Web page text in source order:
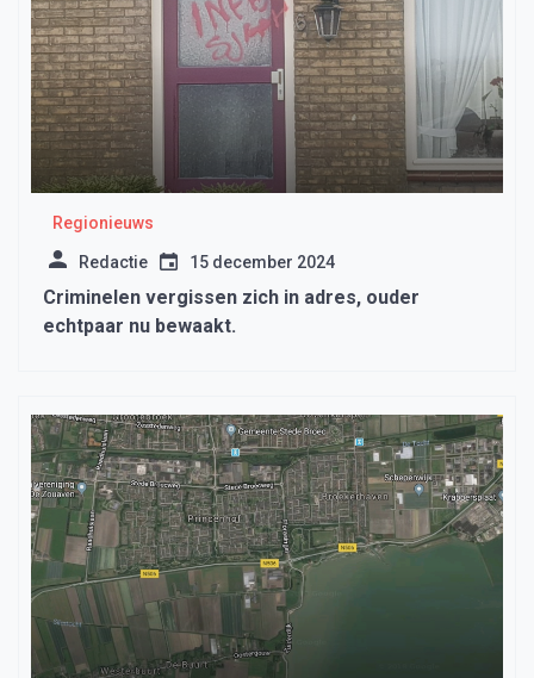
Regionieuws
Redactie 15 december 2024
Criminelen vergissen zich in adres, ouder
echtpaar nu bewaakt.